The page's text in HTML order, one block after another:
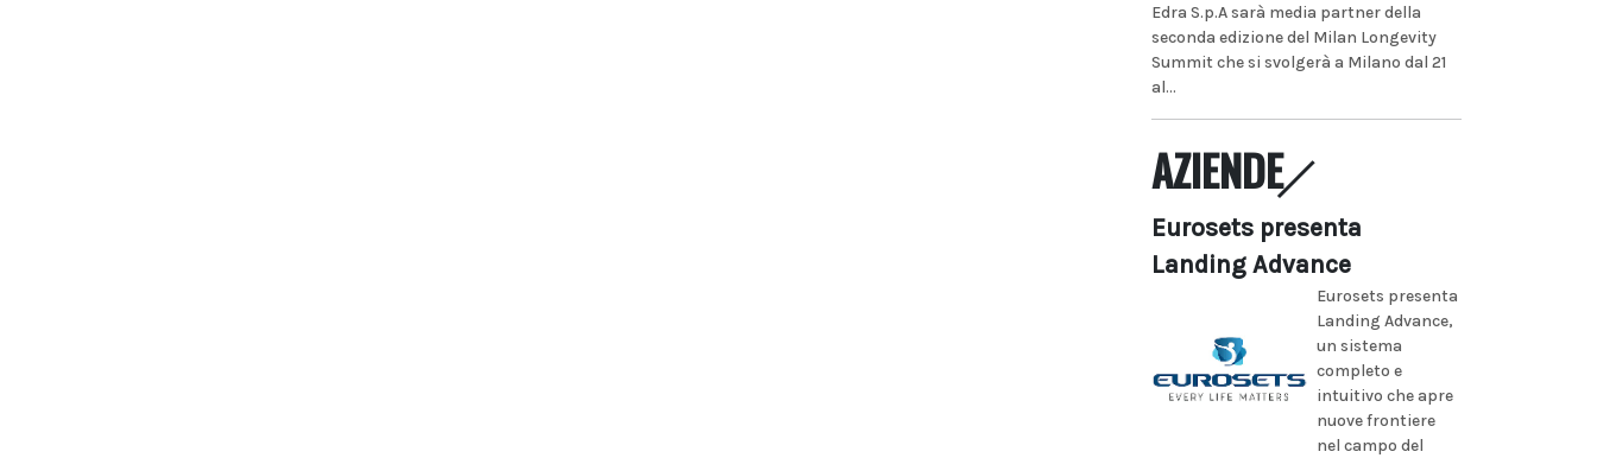
Edra S.p.A sarà media partner della
seconda edizione del Milan Longevity
Summit che si svolgerà a Milano dal 21
al...
AZIENDE
Eurosets presenta
Landing Advance
Eurosets presenta
Landing Advance,
un sistema
completo e
intuitivo che apre
nuove frontiere
nel campo del